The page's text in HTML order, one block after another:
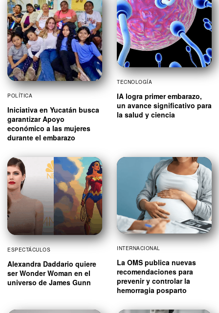
POLÍTICA
Iniciativa en Yucatán busca
garantizar Apoyo
económico a las mujeres
durante el embarazo
TECNOLOGÍA
IA logra primer embarazo,
un avance significativo para
la salud y ciencia
ESPECTÁCULOS
Alexandra Daddario quiere
ser Wonder Woman en el
universo de James Gunn
INTERNACIONAL
La OMS publica nuevas
recomendaciones para
prevenir y controlar la
hemorragia posparto